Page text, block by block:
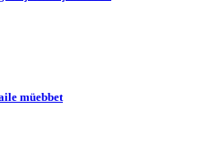
müebbet